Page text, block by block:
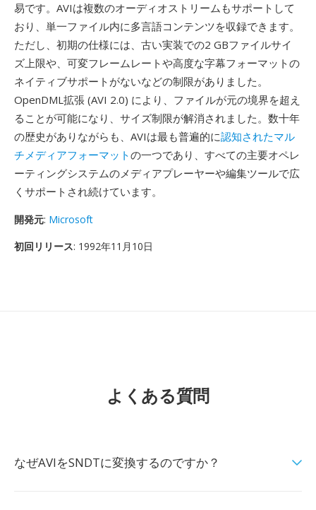
易です。AVIは複数のオーディオストリームもサポートして
おり、単一ファイル内に多言語コンテンツを収録できます。
ただし、初期の仕様には、古い実装での2 GBファイルサイ
ズ上限や、可変フレームレートや高度な字幕フォーマットの
ネイティブサポートがないなどの制限がありました。
OpenDML拡張 (AVI 2.0) により、ファイルが元の境界を超え
ることが可能になり、サイズ制限が解消されました。数十年
の歴史がありながらも、AVIは最も普遍的に認知されたマル
チメディアフォーマットの一つであり、すべての主要オペレ
ーティングシステムのメディアプレーヤーや編集ツールで広
くサポートされ続けています。
開発元: Microsoft
初回リリース: 1992年11月10日
よくある質問
なぜAVIをSNDTに変換するのですか？